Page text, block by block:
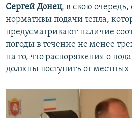
Сергей Донец, в свою очередь,
нормативы подачи тепла,
предусматривают наличие
погоды в течение не менее
на то, что распоряжения о
должны поступить от местных